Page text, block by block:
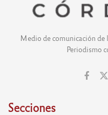
Medio de comunicación de
Periodismo
Secciones